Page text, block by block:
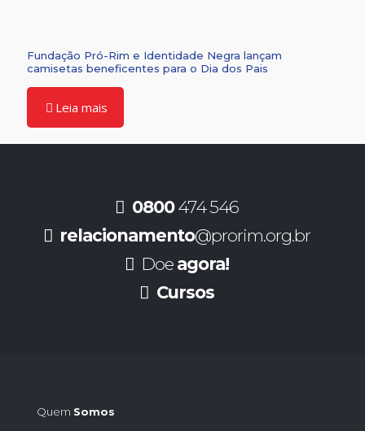
Fundação Pró-Rim e Identidade Negra lançam
camisetas beneficentes para o Dia dos Pais
Leia mais
0800474 546
relacionamento@prorim.org.br
Doe agora!
Cursos
Quem Somos